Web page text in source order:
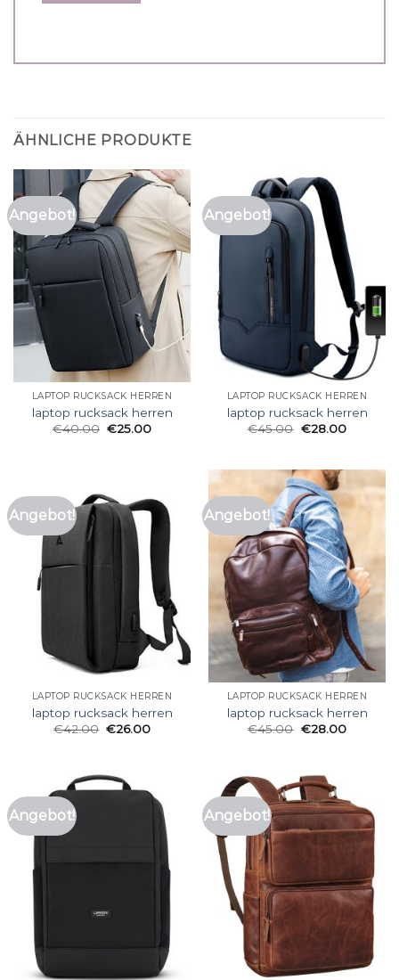
ÄHNLICHE PRODUKTE
Angebot!
LAPTOP RUCKSACK HERREN
laptop rucksack herren
€40.00 €25.00
Angebot!
LAPTOP RUCKSACK HERREN
laptop rucksack herren
€45.00 €28.00
Angebot!
LAPTOP RUCKSACK HERREN
laptop rucksack herren
€42.00 €26.00
Angebot!
LAPTOP RUCKSACK HERREN
laptop rucksack herren
€45.00 €28.00
Angebot! Angebot!